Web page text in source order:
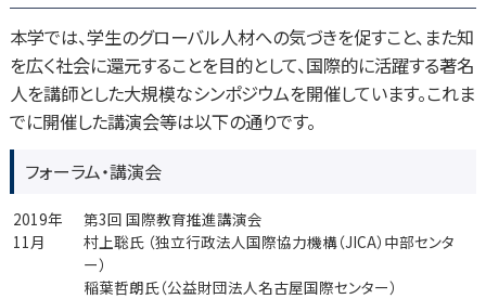
本学では、学生のグローバル人材への気づきを促すこと、また知
を広く社会に還元することを目的として、国際的に活躍する著名
人を講師とした大規模なシンポジウムを開催しています。これま
でに開催した講演会等は以下の通りです。
フォーラム・講演会
2019年
11月
第3回 国際教育推進講演会
村上聡氏 （独立行政法人国際協力機構（JICA）中部センタ
ー）
稲葉哲朗氏（公益財団法人名古屋国際センター）